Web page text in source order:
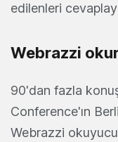
edilenleri
Webrazzi
90'dan fazla
Conference'ın
Webrazzi